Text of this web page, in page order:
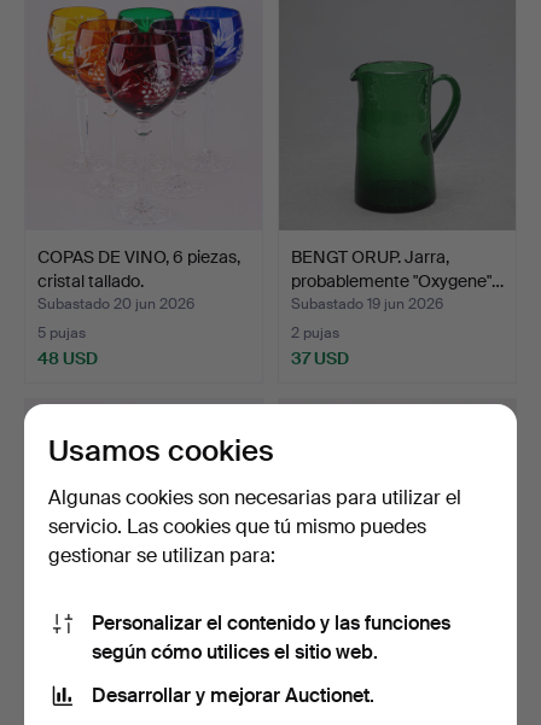
COPAS DE VINO, 6 piezas,
cristal tallado.
Subastado 20 jun 2026
5 pujas
48 USD
BENGT ORUP. Jarra,
probablemente "Oxygene"…
Subastado 19 jun 2026
2 pujas
37 USD
BERTIL VALLIEN.
Escultura de vidrio, sobre…
Subastado 19 jun 2026
TURE BERGLUND.
JARRONES, 3 uds.,
Usamos cookies
Algunas cookies son necesarias para utilizar el
servicio. Las cookies que tú mismo puedes
gestionar se utilizan para:
Personalizar el contenido y las funciones
según cómo utilices el sitio web.
Desarrollar y mejorar Auctionet.